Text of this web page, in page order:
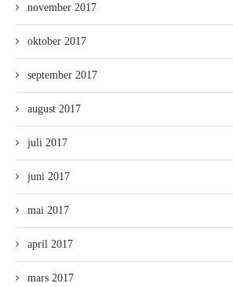
november 2017
oktober 2017
september 2017
august 2017
juli 2017
juni 2017
mai 2017
april 2017
mars 2017